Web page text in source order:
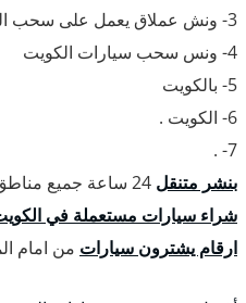
3- ونش عملاق يعمل على سحب السيارات لمسافة قصيرة .
4- ونس سحب سيارات الكويت
5- بالكويت
6- الكويت .
7- .
بنشر متنقل
شراء سيارات مستعملة في
ارقام يشترون سيارات من امام